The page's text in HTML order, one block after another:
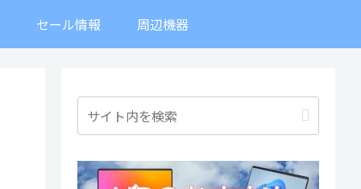
セール情報 周辺機器